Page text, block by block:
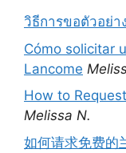
วิธีการขอตัวอย่า
Cómo solicitar
Lancome
How to
Melissa N.
如何请求免费的